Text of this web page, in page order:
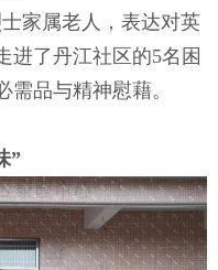
家属老人，表达对英
进了丹江社区的5名困
品与精神慰藉。
”